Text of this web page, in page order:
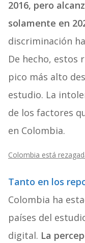
2016, pero
solamente en
discriminación
De hecho, estos
pico más alto
estudio. La
de los factores
en Colombia.
Colombia está
Tanto en los
Colombia ha
países del
digital. La